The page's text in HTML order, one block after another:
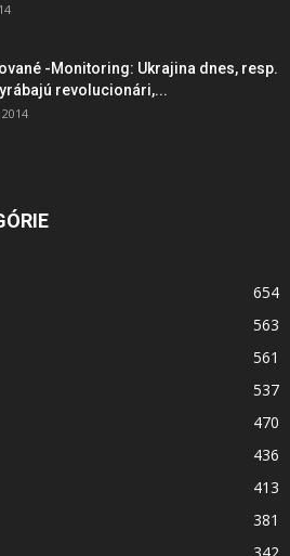
-Monitoring: Ukrajina dnes, resp.
revolucionári,...
654
563
561
537
470
436
413
381